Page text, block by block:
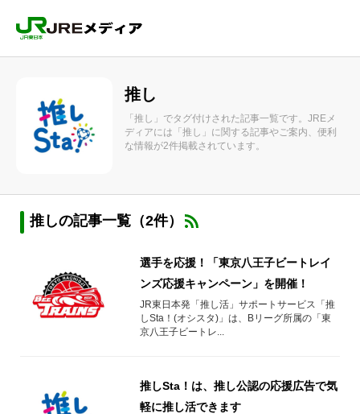
推し
「推し」でタグ付けされた記事一覧です。JREメ
ディアには「推し」に関する記事やご案内、便利
な情報が2件掲載されています。
推しの記事一覧（2件）
選手を応援！「東京八王子ビートレイ
ンズ応援キャンペーン」を開催！
JR東日本発「推し活」サポートサービス「推
しSta！(オシスタ)」は、Bリーグ所属の「東
京八王子ビートレ...
推しSta！は、推し公認の応援広告で気
軽に推し活できます